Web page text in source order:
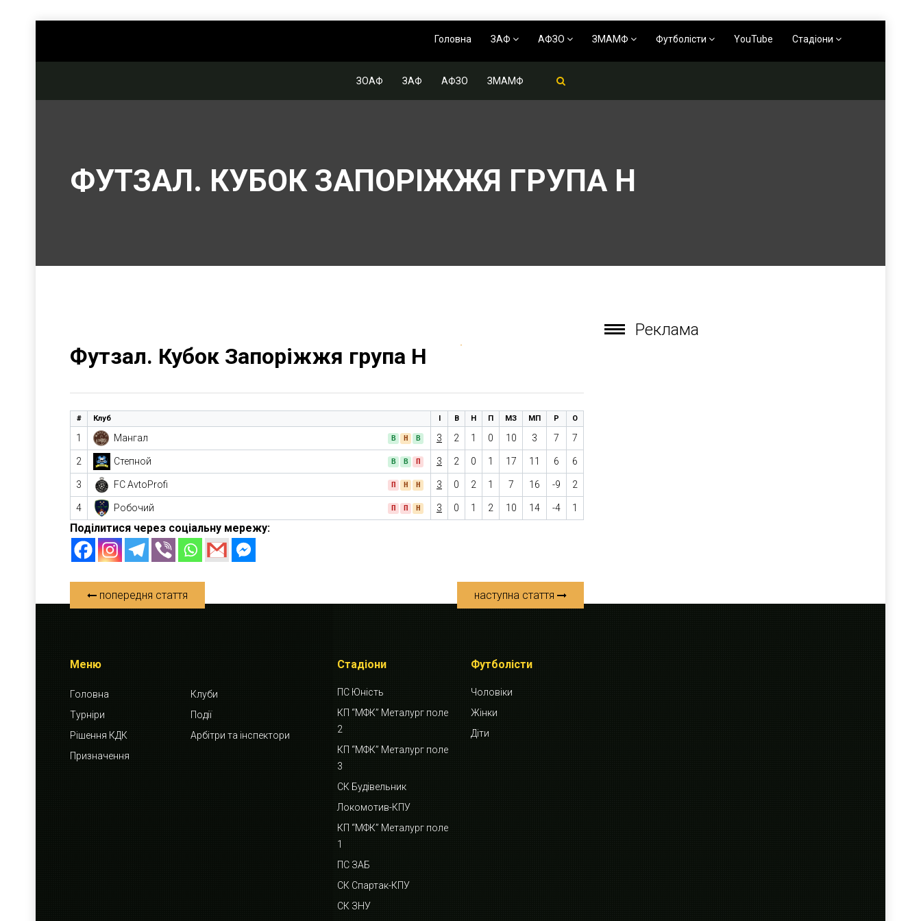
Головна ЗАФ АФЗО ЗМАМФ Футболісти YouTube Стадіони
ЗОАФ ЗАФ АФЗО ЗМАМФ
ФУТЗАЛ. КУБОК ЗАПОРІЖЖЯ ГРУПА H
Футзал. Кубок Запоріжжя група H
# Клуб І В Н П МЗ МП Р О
1 Мангал В Н В 3 2 1 0 10 3 7 7
2 Степной В В П 3 2 0 1 17 11 6 6
3 FC AvtoProfi П Н Н 3 0 2 1 7 16 -9 2
4 Робочий П П Н 3 0 1 2 10 14 -4 1
Поділитися через соціальну мережу:
попередня стаття наступна стаття
Реклама
Меню
Головна
Клуби
Турніри
Події
Рішення КДК
Арбітри та інспектори
Призначення
Стадіони
ПС Юність
КП “МФК” Металург поле
2
КП “МФК” Металург поле
3
СК Будівельник
Локомотив-КПУ
КП “МФК” Металург поле
1
ПС ЗАБ
СК Спартак-КПУ
СК ЗНУ
Футболісти
Чоловіки
Жінки
Діти